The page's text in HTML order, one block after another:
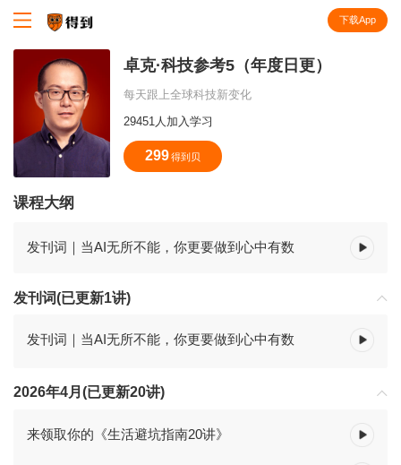
下载App
卓克·科技参考5（年度日更）
每天跟上全球科技新变化
29451人加入学习
299 得到贝
课程大纲
发刊词｜当AI无所不能，你更要做到心中有数
发刊词(已更新1讲)
发刊词｜当AI无所不能，你更要做到心中有数
2026年4月(已更新20讲)
来领取你的《生活避坑指南20讲》